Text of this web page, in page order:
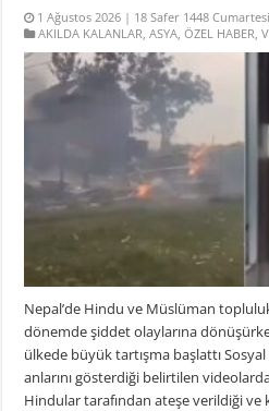
1 Ağustos 2026 | 18 Safer 1448
AKILDA KALANLAR,ASYA,ÖZEL HABER,
Nepal’de Hindu ve Müslüman
dönemde şiddet olaylarına
ülkede büyük tartışma başlattı Sosyal
anlarını gösterdiği belirtilen
Hindular tarafından ateşe verildiği ve